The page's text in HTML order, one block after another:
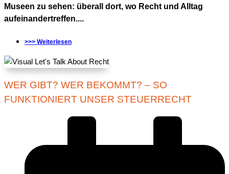
Museen zu sehen: überall dort, wo Recht und Alltag
aufeinandertreffen....
>>> Weiterlesen
WER GIBT? WER BEKOMMT? – SO
FUNKTIONIERT UNSER STEUERRECHT